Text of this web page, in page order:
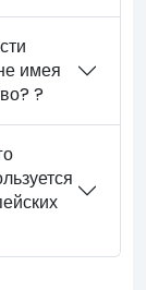
имея
?